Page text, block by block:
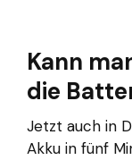
Kann
die
Jetzt auch in
Akku in fünf